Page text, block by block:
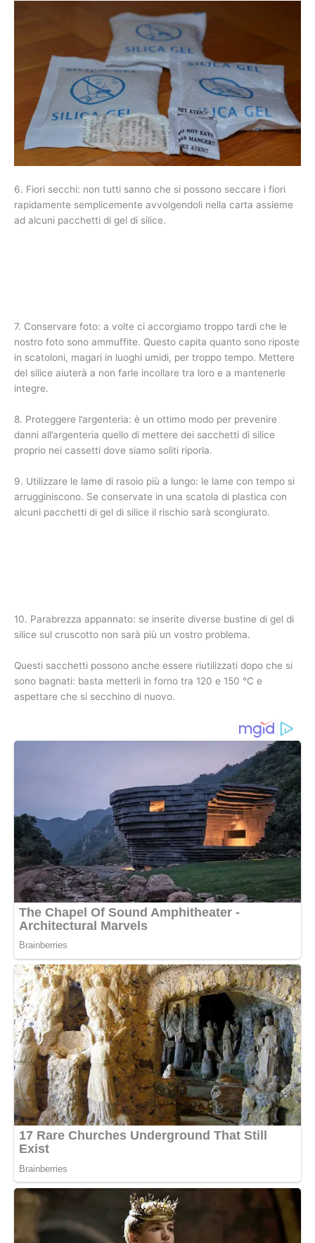
6. Fiori secchi: non tutti sanno che si possono seccare i fiori
rapidamente semplicemente avvolgendoli nella carta assieme
ad alcuni pacchetti di gel di silice.
7. Conservare foto: a volte ci accorgiamo troppo tardi che le
nostro foto sono ammuffite. Questo capita quanto sono riposte
in scatoloni, magari in luoghi umidi, per troppo tempo. Mettere
del silice aiuterà a non farle incollare tra loro e a mantenerle
integre.
8. Proteggere l’argenteria: è un ottimo modo per prevenire
danni all’argenteria quello di mettere dei sacchetti di silice
proprio nei cassetti dove siamo soliti riporla.
9. Utilizzare le lame di rasoio più a lungo: le lame con tempo si
arrugginiscono. Se conservate in una scatola di plastica con
alcuni pacchetti di gel di silice il rischio sarà scongiurato.
10. Parabrezza appannato: se inserite diverse bustine di gel di
silice sul cruscotto non sarà più un vostro problema.
Questi sacchetti possono anche essere riutilizzati dopo che si
sono bagnati: basta metterli in forno tra 120 e 150 °C e
aspettare che si secchino di nuovo.